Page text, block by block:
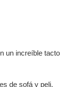
un increíble tacto
de sofá y peli.